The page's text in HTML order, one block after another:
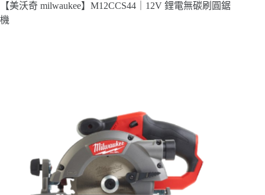
【美沃奇 milwaukee】M12CCS44｜12V 鋰電無碳刷圓鋸
機